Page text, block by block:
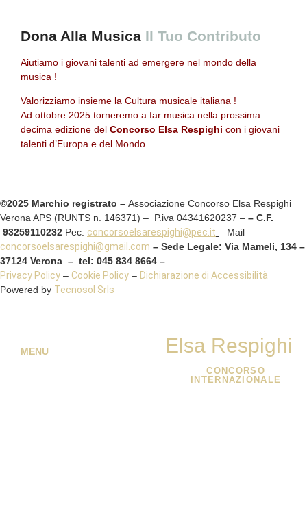
Dona Alla Musica Il Tuo Contributo
Aiutiamo i giovani talenti ad emergere nel mondo della
musica !
Valorizziamo insieme la Cultura musicale italiana !
Ad ottobre 2025 torneremo a far musica nella prossima
decima edizione del Concorso Elsa Respighi con i giovani
talenti d’Europa e del Mondo.
©2025 Marchio registrato – Associazione Concorso Elsa Respighi
Verona APS (RUNTS n. 146371) – P.iva 04341620237 – – C.F.
93259110232 Pec. concorsoelsarespighi@pec.it – Mail
concorsoelsarespighi@gmail.com – Sede Legale: Via Mameli, 134 –
37124 Verona – tel: 045 834 8664 –
Privacy Policy – Cookie Policy – Dichiarazione di Accessibilità
Powered by Tecnosol Srls
Elsa Respighi
CONCORSO
INTERNAZIONALE
MENU